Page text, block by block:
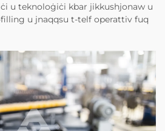
u teknoloġiċi kbar jikkushjonaw u
u jnaqqsu t-telf operattiv fuq